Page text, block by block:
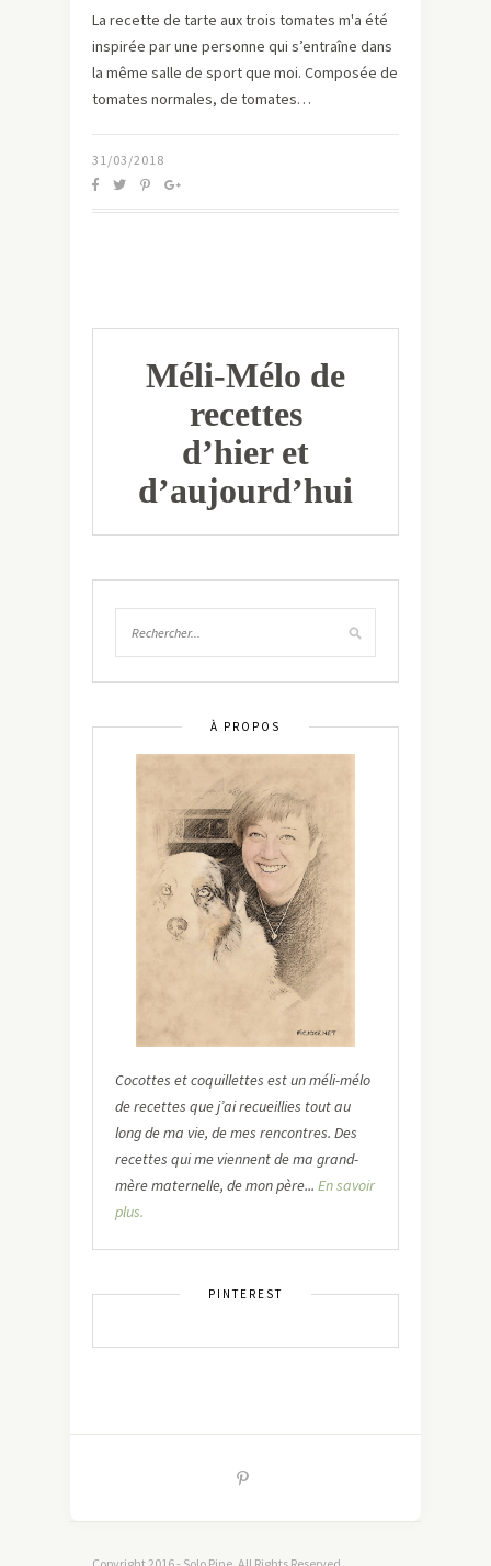
La recette de tarte aux trois tomates m'a été
inspirée par une personne qui s’entraîne dans
la même salle de sport que moi. Composée de
tomates normales, de tomates…
31/03/2018
Méli-Mélo de
recettes
d’hier et
d’aujourd’hui
À PROPOS
Cocottes et coquillettes est un méli-mélo
de recettes que j’ai recueillies tout au
long de ma vie, de mes rencontres. Des
recettes qui me viennent de ma grand-
mère maternelle, de mon père... En savoir
plus.
PINTEREST